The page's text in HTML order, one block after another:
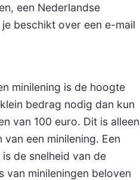
een Nederlandse
beschikt over een e-mail
minilening is de hoogte
bedrag nodig dan kun
van 100 euro. Dit is alleen
een minilening. Een
de snelheid van de
van minileningen beloven